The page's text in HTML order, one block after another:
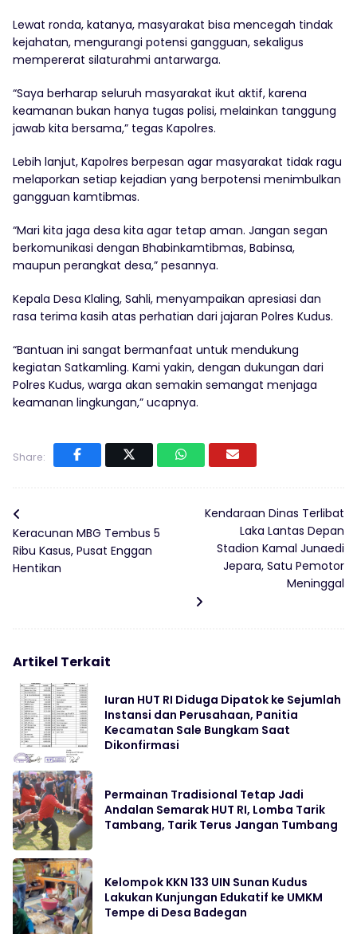
Lewat ronda, katanya, masyarakat bisa mencegah tindak
kejahatan, mengurangi potensi gangguan, sekaligus
mempererat silaturahmi antarwarga.
“Saya berharap seluruh masyarakat ikut aktif, karena
keamanan bukan hanya tugas polisi, melainkan tanggung
jawab kita bersama,” tegas Kapolres.
Lebih lanjut, Kapolres berpesan agar masyarakat tidak ragu
melaporkan setiap kejadian yang berpotensi menimbulkan
gangguan kamtibmas.
“Mari kita jaga desa kita agar tetap aman. Jangan segan
berkomunikasi dengan Bhabinkamtibmas, Babinsa,
maupun perangkat desa,” pesannya.
Kepala Desa Klaling, Sahli, menyampaikan apresiasi dan
rasa terima kasih atas perhatian dari jajaran Polres Kudus.
“Bantuan ini sangat bermanfaat untuk mendukung
kegiatan Satkamling. Kami yakin, dengan dukungan dari
Polres Kudus, warga akan semakin semangat menjaga
keamanan lingkungan,” ucapnya.
Share:
Keracunan MBG Tembus 5
Ribu Kasus, Pusat Enggan
Hentikan
Kendaraan Dinas Terlibat
Laka Lantas Depan
Stadion Kamal Junaedi
Jepara, Satu Pemotor
Meninggal
Artikel Terkait
Iuran HUT RI Diduga Dipatok ke Sejumlah
Instansi dan Perusahaan, Panitia
Kecamatan Sale Bungkam Saat
Dikonfirmasi
Permainan Tradisional Tetap Jadi
Andalan Semarak HUT RI, Lomba Tarik
Tambang, Tarik Terus Jangan Tumbang
Kelompok KKN 133 UIN Sunan Kudus
Lakukan Kunjungan Edukatif ke UMKM
Tempe di Desa Badegan